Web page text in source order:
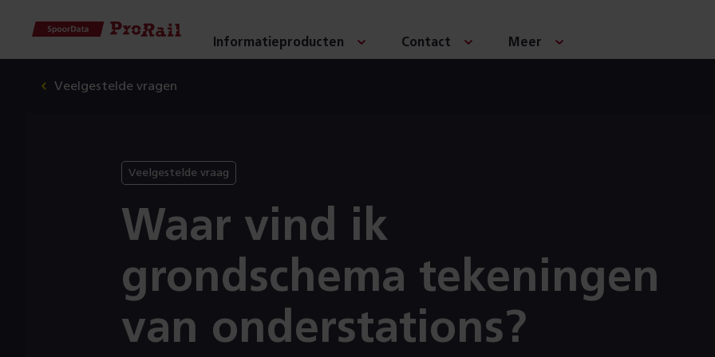
Homepage
SpoorData
ProRail
Informatieproducten Contact Meer
Veelgestelde vragen
Waar vind ik
grondschema tekeningen
van onderstations?
Veelgestelde vraag